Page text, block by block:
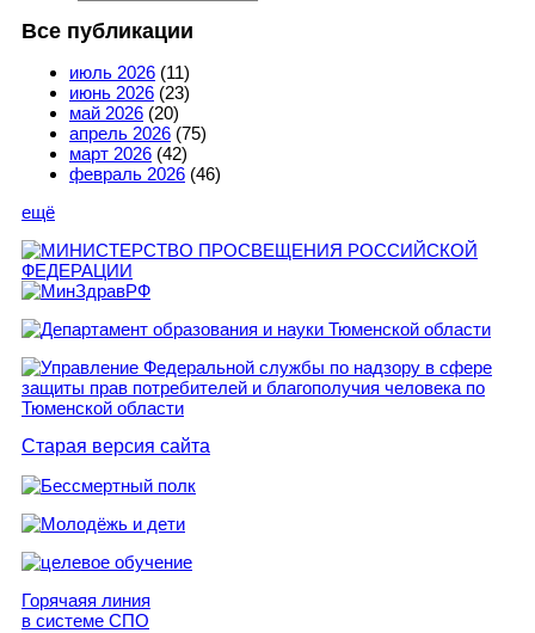
Все публикации
июль 2026 (11)
июнь 2026 (23)
май 2026 (20)
апрель 2026 (75)
март 2026 (42)
февраль 2026 (46)
ещё
Старая версия сайта
Горячаяя линия
в системе СПО